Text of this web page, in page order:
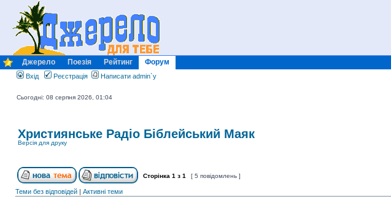
Джерело Поезія Рейтинг Форум
Вхід Реєстрація Написати admin`у
Сьогодні: 08 серпня 2026, 01:04
Християнське Радіо Біблейський Маяк
Версія для друку
Сторінка 1 з 1 [ 5 повідомлень ]
Теми без відповідей | Активні теми